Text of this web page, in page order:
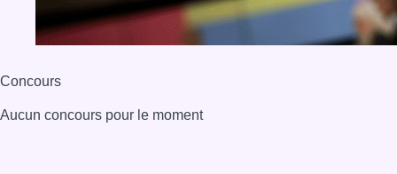
Concours
Aucun concours pour le moment